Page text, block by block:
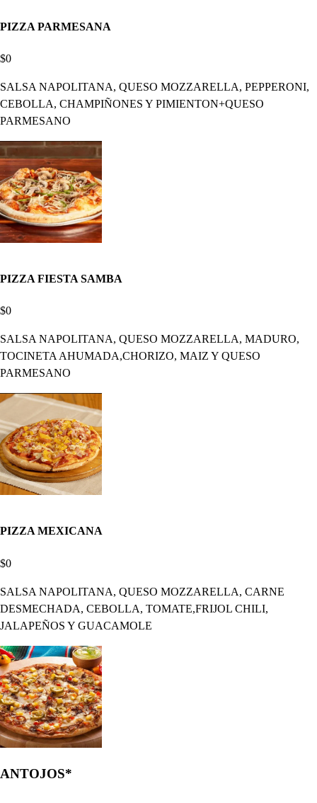
PIZZA PARMESANA
$0
SALSA NAPOLITANA, QUESO MOZZARELLA, PEPPERONI,
CEBOLLA, CHAMPIÑONES Y PIMIENTON+QUESO
PARMESANO
PIZZA FIESTA SAMBA
$0
SALSA NAPOLITANA, QUESO MOZZARELLA, MADURO,
TOCINETA AHUMADA,CHORIZO, MAIZ Y QUESO
PARMESANO
PIZZA MEXICANA
$0
SALSA NAPOLITANA, QUESO MOZZARELLA, CARNE
DESMECHADA, CEBOLLA, TOMATE,FRIJOL CHILI,
JALAPEÑOS Y GUACAMOLE
ANTOJOS*